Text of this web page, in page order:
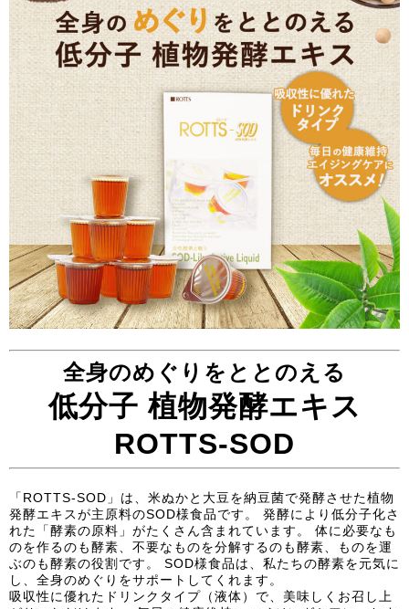
全身のめぐりをととのえる
低分子 植物発酵エキス
ROTTS-SOD
「ROTTS-SOD」は、米ぬかと大豆を納豆菌で発酵させた植物
発酵エキスが主原料のSOD様食品です。 発酵により低分子化さ
れた「酵素の原料」がたくさん含まれています。 体に必要なも
のを作るのも酵素、不要なものを分解するのも酵素、ものを運
ぶのも酵素の役割です。 SOD様食品は、私たちの酵素を元気に
し、全身のめぐりをサポートしてくれます。
吸収性に優れたドリンクタイプ（液体）で、美味しくお召し上